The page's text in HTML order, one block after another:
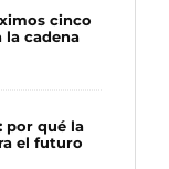
cinco
la cadena
por qué la
el futuro